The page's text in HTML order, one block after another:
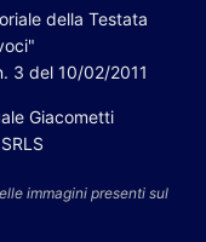
della Testata
3 del 10/02/2011
Giacometti
immagini presenti sul